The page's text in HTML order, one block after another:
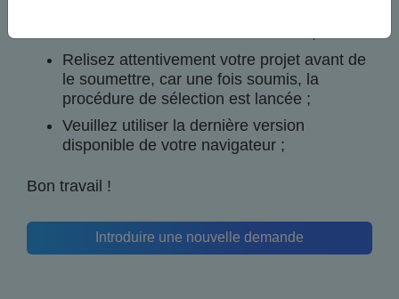
Relisez attentivement votre projet avant de
le soumettre, car une fois soumis, la
procédure de sélection est lancée ;
Veuillez utiliser la dernière version
disponible de votre navigateur ;
Bon travail !
Introduire une nouvelle demande